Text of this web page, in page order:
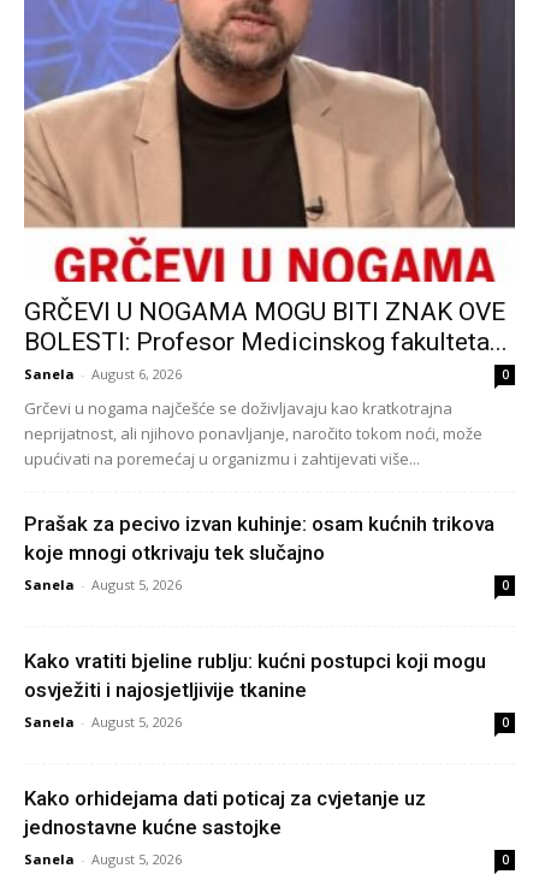
GRČEVI U NOGAMA MOGU BITI ZNAK OVE
BOLESTI: Profesor Medicinskog fakulteta...
Sanela - August 6, 2026 0
Grčevi u nogama najčešće se doživljavaju kao kratkotrajna
neprijatnost, ali njihovo ponavljanje, naročito tokom noći, može
upućivati na poremećaj u organizmu i zahtijevati više...
Prašak za pecivo izvan kuhinje: osam kućnih trikova
koje mnogi otkrivaju tek slučajno
Sanela - August 5, 2026 0
Kako vratiti bjeline rublju: kućni postupci koji mogu
osvježiti i najosjetljivije tkanine
Sanela - August 5, 2026 0
Kako orhidejama dati poticaj za cvjetanje uz
jednostavne kućne sastojke
Sanela - August 5, 2026 0